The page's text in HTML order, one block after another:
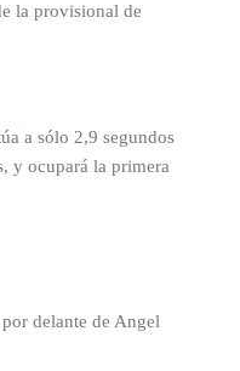
la provisional de
a sólo 2,9 segundos
y ocupará la primera
delante de Angel